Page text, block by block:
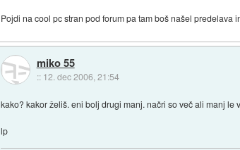
Pojdi na cool pc stran pod forum pa tam boš našel predelava
miko 55
:: 12. dec 2006, 21:54
kako? kakor želiš. eni bolj drugi manj. načri so več ali manj
lp